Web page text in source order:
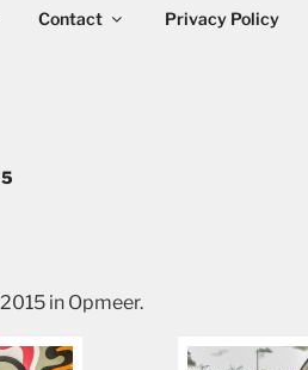
Contact Privacy Policy
in Opmeer.